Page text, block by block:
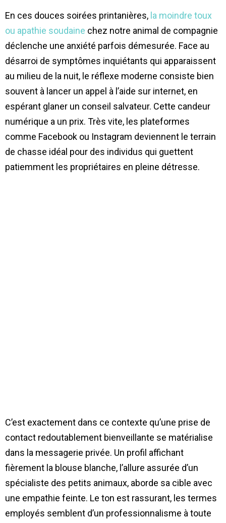
En ces douces soirées printanières, la moindre toux
ou apathie soudaine chez notre animal de compagnie
déclenche une anxiété parfois démesurée. Face au
désarroi de symptômes inquiétants qui apparaissent
au milieu de la nuit, le réflexe moderne consiste bien
souvent à lancer un appel à l’aide sur internet, en
espérant glaner un conseil salvateur. Cette candeur
numérique a un prix. Très vite, les plateformes
comme Facebook ou Instagram deviennent le terrain
de chasse idéal pour des individus qui guettent
patiemment les propriétaires en pleine détresse.
C’est exactement dans ce contexte qu’une prise de
contact redoutablement bienveillante se matérialise
dans la messagerie privée. Un profil affichant
fièrement la blouse blanche, l’allure assurée d’un
spécialiste des petits animaux, aborde sa cible avec
une empathie feinte. Le ton est rassurant, les termes
employés semblent d’un professionnalisme à toute